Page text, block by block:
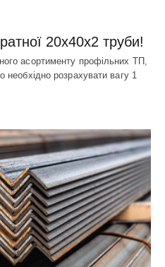
20х40х2 труби!
асортименту профільних ТП,
необхідно розрахувати вагу 1